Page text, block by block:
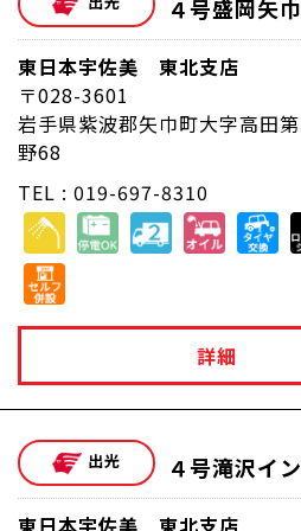
４号盛岡矢巾
東日本宇佐美 東北支店
028-3601
岩手県紫波郡矢巾町大字高田
野68
TEL : 019-697-8310
詳細
４号滝沢イ
東日本宇佐美 東北支店